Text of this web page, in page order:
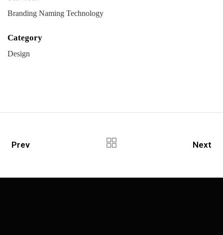
Branding Naming Technology
Category
Design
Prev Next